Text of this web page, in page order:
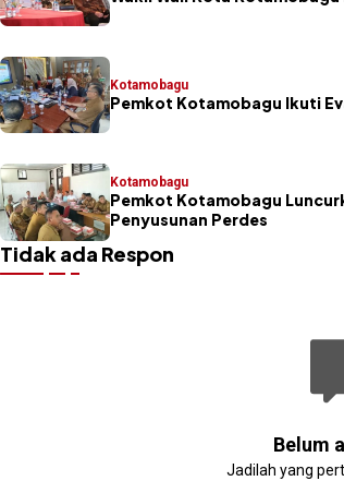
Kotamobagu
Pemkot Kotamobagu Ikuti
Kotamobagu
Pemkot Kotamobagu
Penyusunan Perdes
Tidak ada Respon
Belum
Jadilah yang